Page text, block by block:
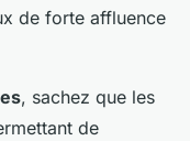
de forte affluence
, sachez que les
de